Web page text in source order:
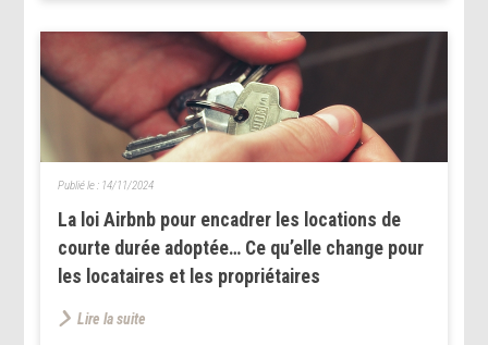
La loi Airbnb pour encadrer les locations de
courte durée adoptée… Ce qu’elle change pour
les locataires et les propriétaires
Publié le : 14/11/2024
Lire la suite